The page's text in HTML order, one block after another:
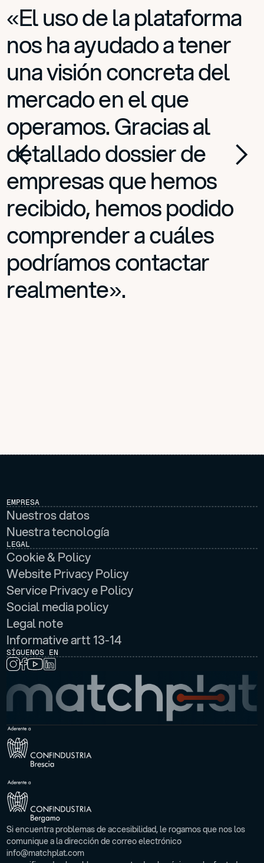
«El uso de la plataforma
nos ha ayudado a tener
una visión concreta del
mercado en el que
operamos. Gracias al
detallado dossier de
empresas que hemos
recibido, hemos podido
comprender a cuáles
podríamos contactar
realmente».
EMPRESA
Nuestros datos
Nuestra tecnología
LEGAL
Cookie & Policy
Website Privacy Policy
Service Privacy e Policy
Social media policy
Legal note
Informative artt 13-14
SÍGUENOS EN
Si encuentra problemas de accesibilidad, le rogamos que nos los
comunique a la dirección de correo electrónico
info@matchplat.com